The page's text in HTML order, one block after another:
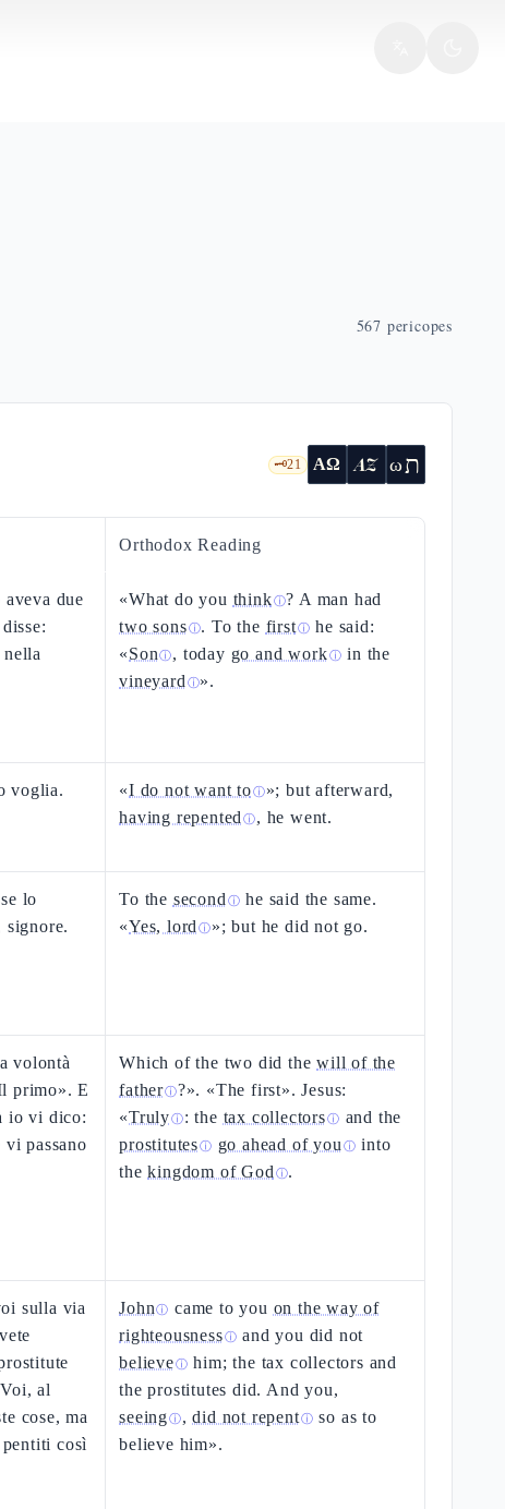
567 pericopes
🗝️21 ΑΩ AZ ωת
Orthodox Reading
due
«What do you thinkⓘ? A man had
two sonsⓘ. To the firstⓘ he said:
«Son ⓘ, today go and workⓘ in the
vineyard ⓘ».
voglia.
«I do not want toⓘ»; but afterward,
having repented ⓘ, he went.
lo
signore.
To the second ⓘ he said the same.
«Yes, lord ⓘ»; but he did not go.
volontà
primo». E
io vi dico:
passano
Which of the two did thewill of the
fatherⓘ?». «The first». Jesus:
«Trulyⓘ: the tax collectorsⓘ and the
prostitutesⓘ go ahead of you ⓘ into
thekingdom of God ⓘ.
sulla via
al
cose, ma
così
John ⓘ came to you on the way of
righteousnessⓘ and you did not
believeⓘ him; the tax collectors and
the prostitutes did. And you,
seeingⓘ,did not repentⓘ so as to
believe him».